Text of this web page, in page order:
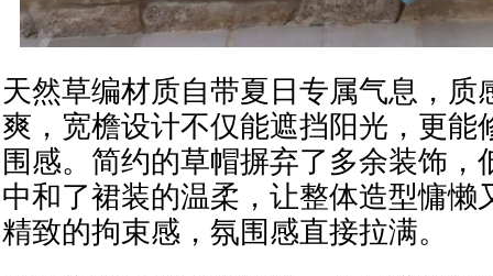
天然草编材质自带夏日专属气息，质
爽，宽檐设计不仅能遮挡阳光，更能
围感。简约的草帽摒弃了多余装饰，
中和了裙装的温柔，让整体造型慵懒
精致的拘束感，氛围感直接拉满。